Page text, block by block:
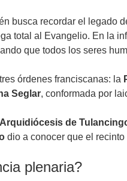
busca recordar el legado
total al Evangelio. En la
que todos los seres
órdenes franciscanas: la
Seglar, conformada por
Arquidiócesis de
dio a conocer que el
plenaria?